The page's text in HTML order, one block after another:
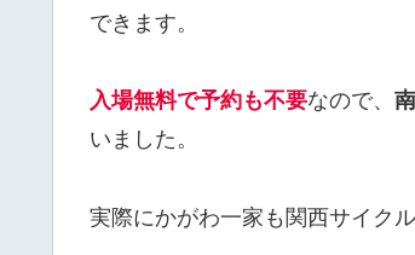
できます。
入場無料で予約も不要なので、
いました。
実際にかがわ一家も関西サイク